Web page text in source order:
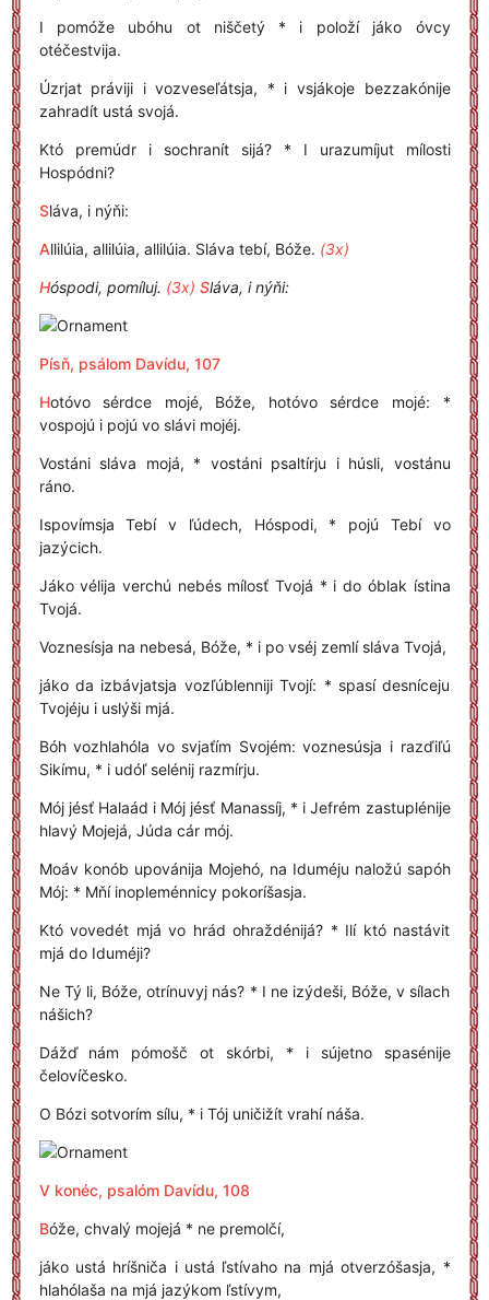
I pomóže ubóhu ot niščetý * i položí jáko óvcy
otéčestvija.
Úzrjat práviji i vozveseľátsja, * i vsjákoje bezzakónije
zahradít ustá svojá.
Któ premúdr i sochranít sijá? * I urazumíjut mílosti
Hospódni?
Sláva, i nýňi:
Allilúia, allilúia, allilúia. Sláva tebí, Bóže. (3x)
Hóspodi, pomíluj. (3x) Sláva, i nýňi:
Písň, psálom Davídu, 107
Hotóvo sérdce mojé, Bóže, hotóvo sérdce mojé: *
vospojú i pojú vo slávi mojéj.
Vostáni sláva mojá, * vostáni psaltírju i húsli, vostánu
ráno.
Ispovímsja Tebí v ľúdech, Hóspodi, * pojú Tebí vo
jazýcich.
Jáko vélija verchú nebés mílosť Tvojá * i do óblak ístina
Tvojá.
Voznesísja na nebesá, Bóže, * i po vséj zemlí sláva Tvojá,
jáko da izbávjatsja vozľúblenniji Tvojí: * spasí desníceju
Tvojéju i uslýši mjá.
Bóh vozhlahóla vo svjaťím Svojém: voznesúsja i razďiľú
Sikímu, * i udóľ selénij razmírju.
Mój jésť Halaád i Mój jésť Manassíj, * i Jefrém zastuplénije
hlavý Mojejá, Júda cár mój.
Moáv konób upovánija Mojehó, na Iduméju naložú sapóh
Mój: * Mňí inopleménnicy pokoríšasja.
Któ vovedét mjá vo hrád ohraždénijá? * Ilí któ nastávit
mjá do Iduméji?
Ne Tý li, Bóže, otrínuvyj nás? * I ne izýdeši, Bóže, v sílach
nášich?
Dážď nám pómošč ot skórbi, * i sújetno spasénije
čelovíčesko.
O Bózi sotvorím sílu, * i Tój uničižít vrahí náša.
V konéc, psalóm Davídu, 108
Bóže, chvalý mojejá * ne premolčí,
jáko ustá hríšniča i ustá ľstívaho na mjá otverzóšasja, *
hlahólaša na mjá jazýkom ľstívym,